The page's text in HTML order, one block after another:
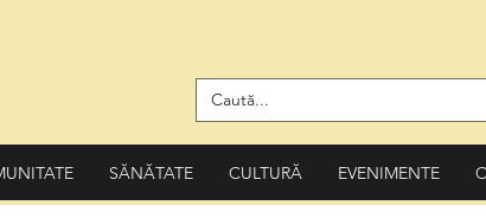
SĂNĂTATE CULTURĂ EVENIMENTE